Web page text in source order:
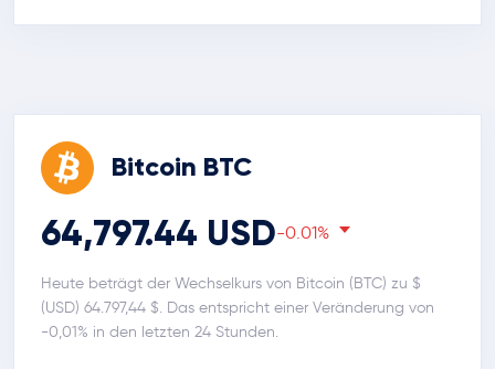
Bitcoin BTC
64,797.44 USD-0.01%
Heute beträgt der Wechselkurs von Bitcoin (BTC) zu $
(USD) 64.797,44 $. Das entspricht einer Veränderung von
-0,01% in den letzten 24 Stunden.